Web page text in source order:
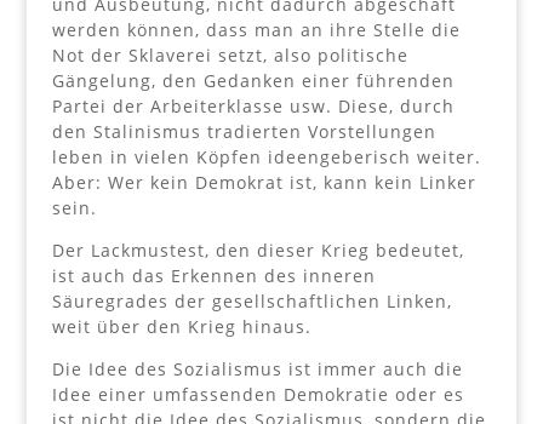
werden können, dass man an ihre Stelle die
Not der Sklaverei setzt, also politische
Gängelung, den Gedanken einer führenden
Partei der Arbeiterklasse usw. Diese, durch
den Stalinismus tradierten Vorstellungen
leben in vielen Köpfen ideengeberisch weiter.
Aber: Wer kein Demokrat ist, kann kein Linker
sein.
Der Lackmustest, den dieser Krieg bedeutet,
ist auch das Erkennen des inneren
Säuregrades der gesellschaftlichen Linken,
weit über den Krieg hinaus.
Die Idee des Sozialismus ist immer auch die
Idee einer umfassenden Demokratie oder es